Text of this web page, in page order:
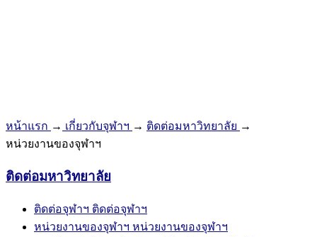
หน้าแรก → เกี่ยวกับจุฬาฯ → ติดต่อมหาวิทยาลัย →
หน่วยงานของจุฬาฯ
ติดต่อมหาวิทยาลัย
ติดต่อจุฬาฯ ติดต่อจุฬาฯ
หน่วยงานของจุฬาฯ หน่วยงานของจุฬาฯ